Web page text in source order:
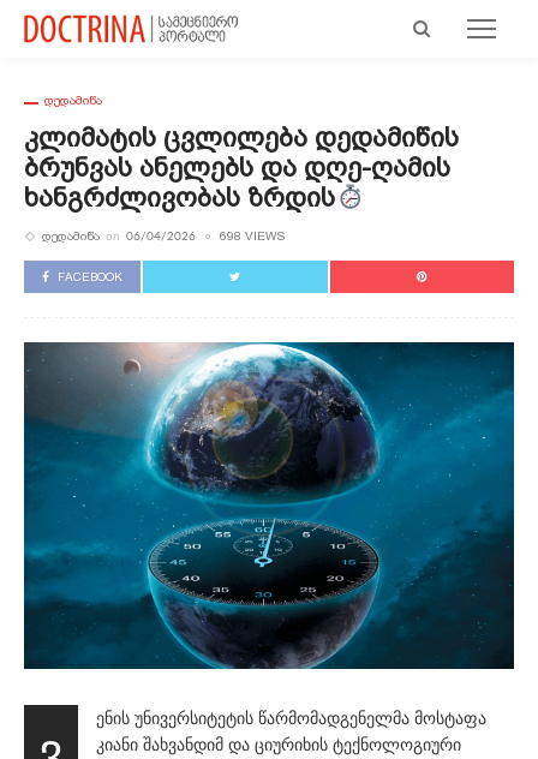
ᲓᲔᲓᲐᲛᲘᲬᲐ
Კლიმატის Ცვლილება Დედამიწის
Ბრუნვას Ანელებს Და Დღე-Ღამის
Ხანგრძლივობას Ზრდის
ᲓᲔᲓᲐᲛᲘᲬᲐ on 06/04/2026 698 VIEWS
FACEBOOK
ენის უნივერსიტეტის წარმომადგენელმა მოსტაფა
კიანი შახვანდიმ და ციურიხის ტექნოლოგიური